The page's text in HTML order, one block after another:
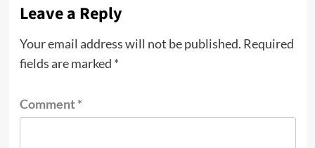
Leave a Reply
Your email address will not be published. Required
fields are marked *
Comment*